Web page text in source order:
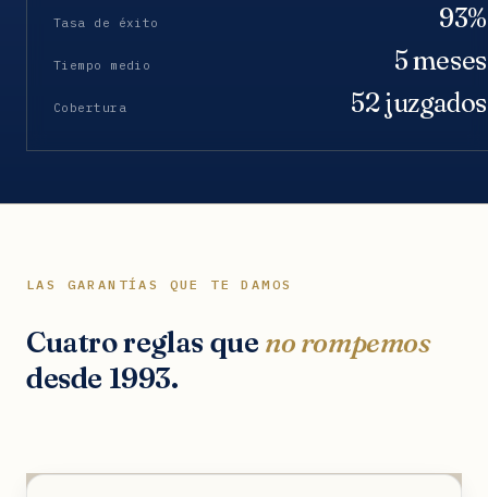
Tasa de éxito 93%
Tiempo medio 5 meses
Cobertura 52 juzgados
LAS GARANTÍAS QUE TE DAMOS
Cuatro reglas que no rompemos
desde 1993.